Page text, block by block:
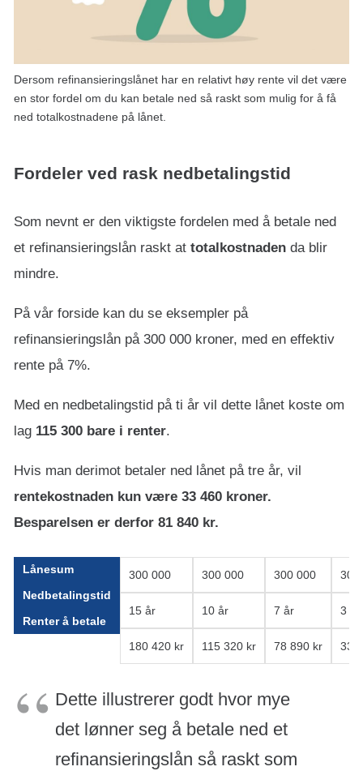
Dersom refinansieringslånet har en relativt høy rente vil det være
en stor fordel om du kan betale ned så raskt som mulig for å få
ned totalkostnadene på lånet.
Fordeler ved rask nedbetalingstid
Som nevnt er den viktigste fordelen med å betale ned
et refinansieringslån raskt at totalkostnaden da blir
mindre.
På vår forside kan du se eksempler på
refinansieringslån på 300 000 kroner, med en effektiv
rente på 7%.
Med en nedbetalingstid på ti år vil dette lånet koste om
lag 115 300 bare i renter.
Hvis man derimot betaler ned lånet på tre år, vil
rentekostnaden kun være 33 460 kroner.
Besparelsen er derfor 81 840 kr.
Lånesum
Nedbetalingstid
Renter å betale
300 000
15 år
180 420 kr
300 000
10 år
115 320 kr
300 000
7 år
78 890 kr
300
3 år
33
Dette illustrerer godt hvor mye
det lønner seg å betale ned et
refinansieringslån så raskt som